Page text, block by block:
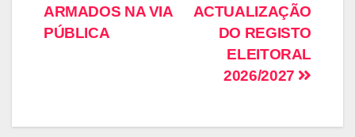
ACTUALIZAÇÃO
DO REGISTO
ELEITORAL
2026/2027
ARMADOS NA VIA
PÚBLICA